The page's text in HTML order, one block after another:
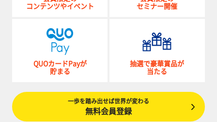
コンテンツやイベント
セミナー開催
QUOカードPayが
貯まる
抽選で豪華賞品が
当たる
一歩を踏み出せば世界が変わる
無料会員登録